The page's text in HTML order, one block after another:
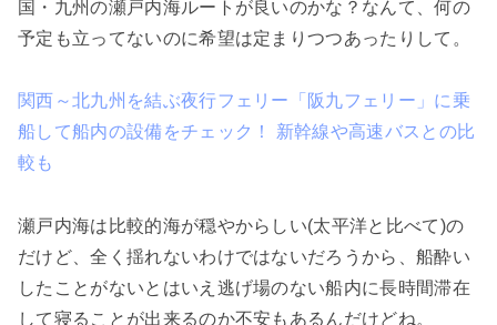
国・九州の瀬戸内海ルートが良いのかな？なんて、何の
予定も立ってないのに希望は定まりつつあったりして。
関西～北九州を結ぶ夜行フェリー「阪九フェリー」に乗
船して船内の設備をチェック！ 新幹線や高速バスとの比
較も
瀬戸内海は比較的海が穏やからしい(太平洋と比べて)の
だけど、全く揺れないわけではないだろうから、船酔い
したことがないとはいえ逃げ場のない船内に長時間滞在
して寝ることが出来るのか不安もあるんだけどね。